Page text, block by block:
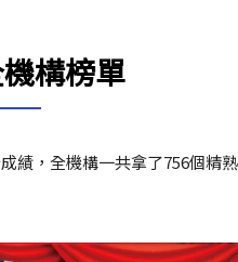
構榜單
績，全機構一共拿了756個精